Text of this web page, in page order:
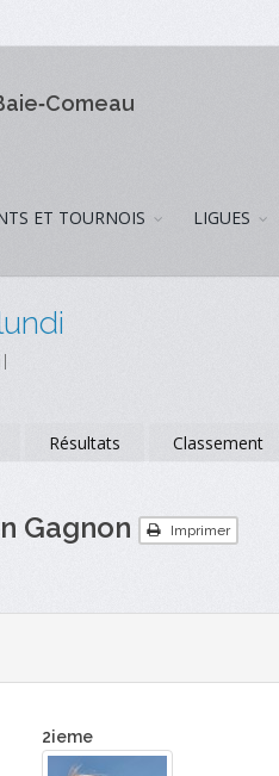
ET TOURNOIS LIGUES
Résultats Classement
Gagnon Imprimer
2ieme